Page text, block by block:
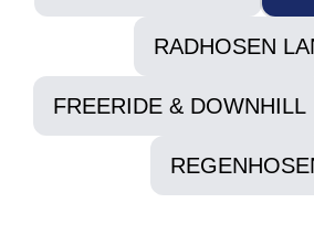
RADHOSEN
FREERIDE & DOWNHILL